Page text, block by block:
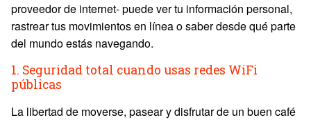
proveedor de internet- puede ver tu información personal,
rastrear tus movimientos en línea o saber desde qué parte
del mundo estás navegando.
1. Seguridad total cuando usas redes WiFi
públicas
La libertad de moverse, pasear y disfrutar de un buen café